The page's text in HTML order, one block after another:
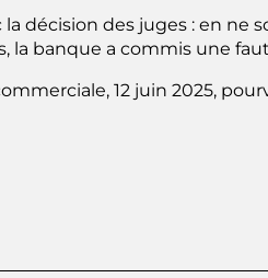
décision des juges : en ne
la banque a commis une
12 juin 2025,